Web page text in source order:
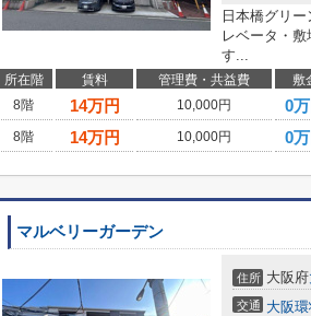
日本橋グリ
レベータ・
す...
所在階 賃料 管理費・共益費 敷
8階
14万円 10,000円 0
8階
14万円 10,000円 0
マルベリーガーデン
住所 大阪府
交通 大阪